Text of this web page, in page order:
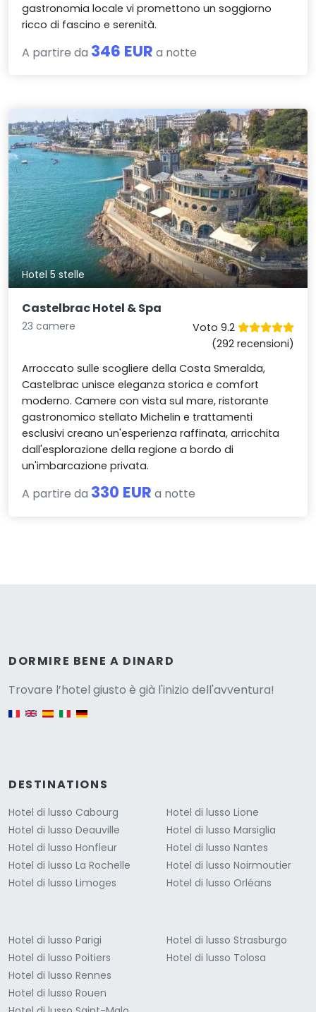
gastronomia locale vi promettono un soggiorno
ricco di fascino e serenità.
A partire da 346 EUR a notte
Hotel 5 stelle
Castelbrac Hotel & Spa
23 camere
Voto 9.2
(292 recensioni)
Arroccato sulle scogliere della Costa Smeralda,
Castelbrac unisce eleganza storica e comfort
moderno. Camere con vista sul mare, ristorante
gastronomico stellato Michelin e trattamenti
esclusivi creano un'esperienza raffinata, arricchita
dall'esplorazione della regione a bordo di
un'imbarcazione privata.
A partire da 330 EUR a notte
DORMIRE BENE A DINARD
Trovare l’hotel giusto è già l'inizio dell'avventura!
DESTINATIONS
Hotel di lusso Cabourg
Hotel di lusso Deauville
Hotel di lusso Honfleur
Hotel di lusso La Rochelle
Hotel di lusso Limoges
Hotel di lusso Lione
Hotel di lusso Marsiglia
Hotel di lusso Nantes
Hotel di lusso Noirmoutier
Hotel di lusso Orléans
Hotel di lusso Parigi
Hotel di lusso Poitiers
Hotel di lusso Rennes
Hotel di lusso Rouen
Hotel di lusso Strasburgo
Hotel di lusso Tolosa